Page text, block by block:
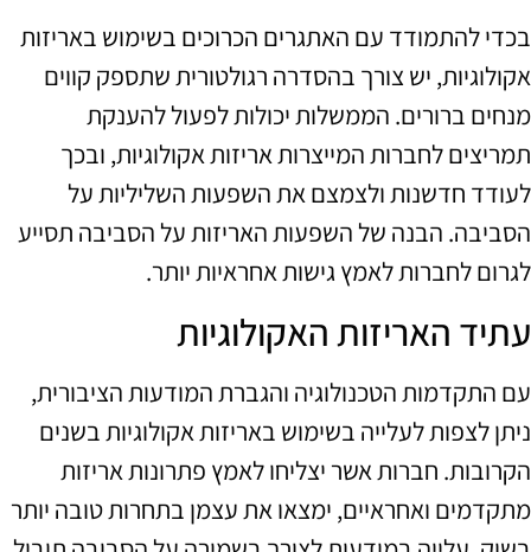
בכדי להתמודד עם האתגרים הכרוכים בשימוש באריזות
אקולוגיות, יש צורך בהסדרה רגולטורית שתספק קווים
מנחים ברורים. הממשלות יכולות לפעול להענקת
תמריצים לחברות המייצרות אריזות אקולוגיות, ובכך
לעודד חדשנות ולצמצם את השפעות השליליות על
הסביבה. הבנה של השפעות האריזות על הסביבה תסייע
לגרום לחברות לאמץ גישות אחראיות יותר.
עתיד האריזות האקולוגיות
עם התקדמות הטכנולוגיה והגברת המודעות הציבורית,
ניתן לצפות לעלייה בשימוש באריזות אקולוגיות בשנים
הקרובות. חברות אשר יצליחו לאמץ פתרונות אריזות
מתקדמים ואחראיים, ימצאו את עצמן בתחרות טובה יותר